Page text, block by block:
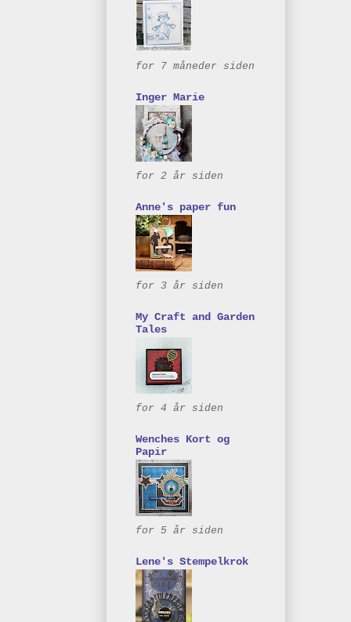
for 7 måneder siden
Inger Marie
for 2 år siden
Anne's paper fun
for 3 år siden
My Craft and Garden
Tales
for 4 år siden
Wenches Kort og
Papir
for 5 år siden
Lene's Stempelkrok